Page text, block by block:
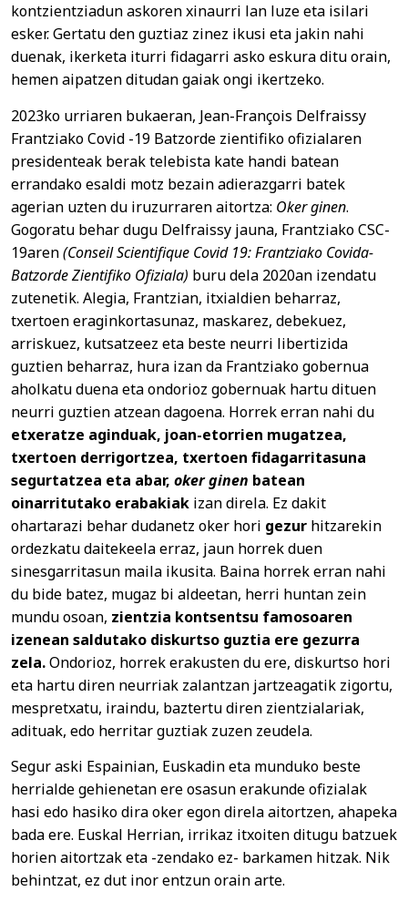
kontzientziadun askoren xinaurri lan luze eta isilari
esker. Gertatu den guztiaz zinez ikusi eta jakin nahi
duenak, ikerketa iturri fidagarri asko eskura ditu orain,
hemen aipatzen ditudan gaiak ongi ikertzeko.
2023ko urriaren bukaeran, Jean-François Delfraissy
Frantziako Covid -19 Batzorde zientifiko ofizialaren
presidenteak berak telebista kate handi batean
errandako esaldi motz bezain adierazgarri batek
agerian uzten du iruzurraren aitortza: Oker ginen.
Gogoratu behar dugu Delfraissy jauna, Frantziako CSC-
19aren(Conseil Scientifique Covid 19: Frantziako Covida-
Batzorde Zientifiko Ofiziala) buru dela 2020an izendatu
zutenetik. Alegia, Frantzian, itxialdien beharraz,
txertoen eraginkortasunaz, maskarez, debekuez,
arriskuez, kutsatzeez eta beste neurri libertizida
guztien beharraz, hura izan da Frantziako gobernua
aholkatu duena eta ondorioz gobernuak hartu dituen
neurri guztien atzean dagoena. Horrek erran nahi du
etxeratze aginduak, joan-etorrien mugatzea,
txertoen derrigortzea, txertoen fidagarritasuna
segurtatzea eta abar, oker ginen batean
oinarritutako erabakiak izan direla. Ez dakit
ohartarazi behar dudanetz oker hori gezur hitzarekin
ordezkatu daitekeela erraz, jaun horrek duen
sinesgarritasun maila ikusita. Baina horrek erran nahi
du bide batez, mugaz bi aldeetan, herri huntan zein
mundu osoan, zientzia kontsentsu famosoaren
izenean saldutako diskurtso guztia ere gezurra
zela.Ondorioz, horrek erakusten du ere, diskurtso hori
eta hartu diren neurriak zalantzan jartzeagatik zigortu,
mespretxatu, iraindu, baztertu diren zientzialariak,
adituak, edo herritar guztiak zuzen zeudela.
Segur aski Espainian, Euskadin eta munduko beste
herrialde gehienetan ere osasun erakunde ofizialak
hasi edo hasiko dira oker egon direla aitortzen, ahapeka
bada ere. Euskal Herrian, irrikaz itxoiten ditugu batzuek
horien aitortzak eta -zendako ez- barkamen hitzak. Nik
behintzat, ez dut inor entzun orain arte.